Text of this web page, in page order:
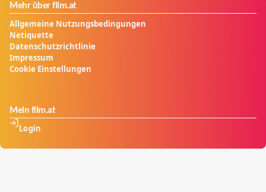
Mehr über film.at
Allgemeine Nutzungsbedingungen
Netiquette
Datenschutzrichtlinie
Impressum
Cookie Einstellungen
Mein film.at
Login